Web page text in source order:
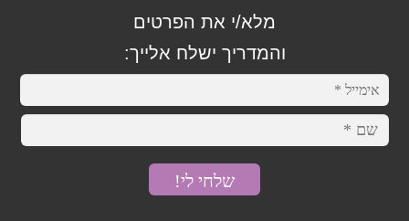
מסאג' רקמות עמוק
עיסוי איורוודה
מלא/י את הפרטים
והמדריך ישלח אלייך: